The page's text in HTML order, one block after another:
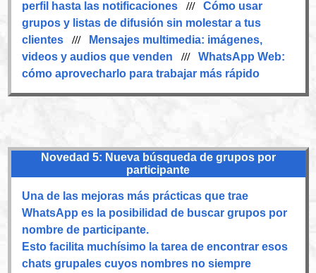
perfil hasta las notificaciones/// Cómo usar
grupos y listas de difusión sin molestar a tus
clientes///
Mensajes multimedia: imágenes,
videos y audios que venden /// WhatsApp Web:
cómo aprovecharlo para trabajar más rápido
Novedad 5: Nueva búsqueda de grupos por
participante
Una de las mejoras más prácticas que trae
WhatsApp es la posibilidad de buscar grupos por
nombre de participante.
Esto facilita muchísimo la tarea de encontrar esos
chats grupales cuyos nombres no siempre